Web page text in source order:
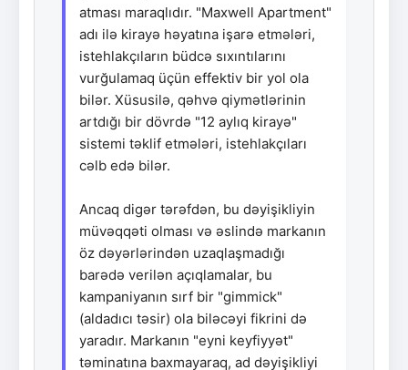
atması maraqlıdır. "Maxwell Apartment"
adı ilə kirayə həyatına işarə etmələri,
istehlakçıların büdcə sıxıntılarını
vurğulamaq üçün effektiv bir yol ola
bilər. Xüsusilə, qəhvə qiymətlərinin
artdığı bir dövrdə "12 aylıq kirayə"
sistemi təklif etmələri, istehlakçıları
cəlb edə bilər.
Ancaq digər tərəfdən, bu dəyişikliyin
müvəqqəti olması və əslində markanın
öz dəyərlərindən uzaqlaşmadığı
barədə verilən açıqlamalar, bu
kampaniyanın sırf bir "gimmick"
(aldadıcı təsir) ola biləcəyi fikrini də
yaradır. Markanın "eyni keyfiyyət"
təminatına baxmayaraq, ad dəyişikliyi